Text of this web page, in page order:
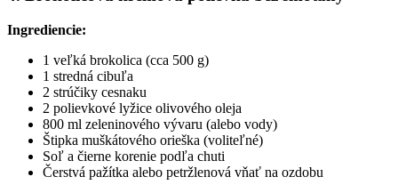
Ingrediencie:
1 veľká brokolica (cca 500 g)
1 stredná cibuľa
2 strúčiky cesnaku
2 polievkové lyžice olivového oleja
800 ml zeleninového vývaru (alebo vody)
Štipka muškátového orieška (voliteľné)
Soľ a čierne korenie podľa chuti
Čerstvá pažítka alebo petržlenová vňať na ozdobu